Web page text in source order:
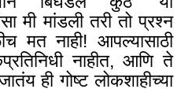
मी मांडली तरी तो प्रश्न
मत नाही! आपल्यासाठी
नाहीत, आणि ते
ही गोष्ट लोकशाहीच्या